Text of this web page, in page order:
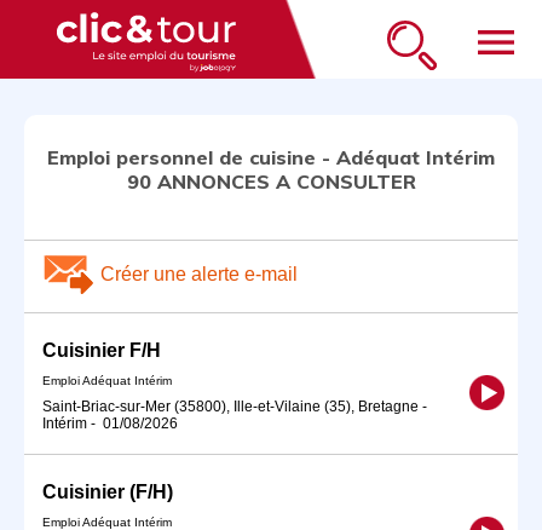
menu
Emploi personnel de cuisine - Adéquat Intérim
90 ANNONCES A CONSULTER
Créer une alerte e-mail
Cuisinier F/H
Emploi Adéquat Intérim
Saint-Briac-sur-Mer (35800), Ille-et-Vilaine (35), Bretagne -
Intérim - 01/08/2026
Cuisinier (F/H)
Emploi Adéquat Intérim